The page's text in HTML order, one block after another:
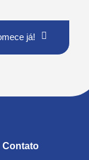
já!
Contato